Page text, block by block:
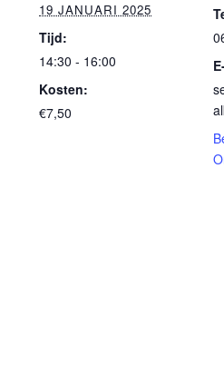
19 JANUARI 2025
Tijd:
14:30 - 16:00
Kosten:
€7,50